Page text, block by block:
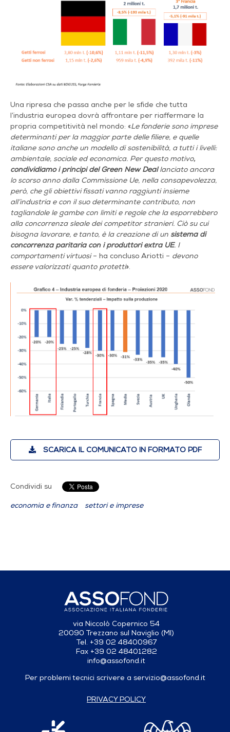
Una ripresa che passa anche per le sfide che tutta
l’industria europea dovrà affrontare per riaffermare la
propria competitività nel mondo: «Le fonderie sono imprese
determinanti per la maggior parte delle filiere, e quelle
italiane sono anche un modello di sostenibilità, a tutti i livelli:
ambientale, sociale ed economica. Per questo motivo,
condividiamo i principi del Green New Deallanciato ancora
lo scorso anno dalla Commissione Ue, nella consapevolezza,
però, che gli obiettivi fissati vanno raggiunti insieme
all’industria e con il suo determinante contributo, non
tagliandole le gambe con limiti e regole che la esporrebbero
alla concorrenza sleale dei competitor stranieri. Ciò su cui
bisogna lavorare, e tanto, è la creazione di un sistema di
concorrenza paritaria con i produttori extra UE. I
comportamenti virtuosi– ha concluso Ariotti – devono
essere valorizzati quanto protetti».
SCARICA IL COMUNICATO IN FORMATO PDF
Condividi su
economia e finanza settori e imprese
via Niccolò Copernico 54
20090 Trezzano sul Naviglio (MI)
Tel. +39 02 48400967
Fax +39 02 48401282
info@assofond.it
Per problemi tecnici scrivere a servizio@assofond.it
PRIVACY POLICY